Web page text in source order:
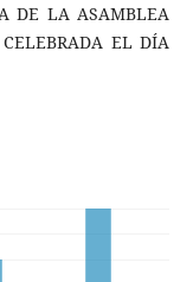
DE LA ASAMBLEA
EL DÍA